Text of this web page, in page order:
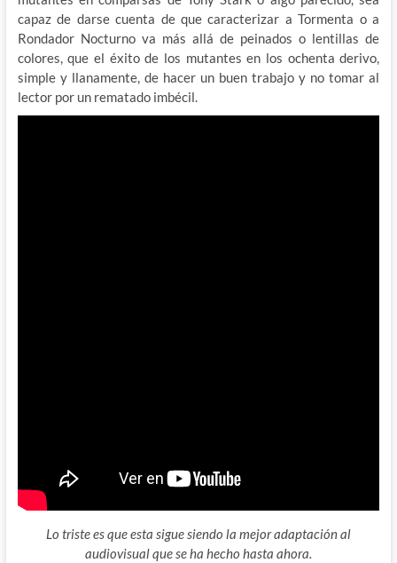
capaz de darse cuenta de que caracterizar a Tormenta o a
Rondador Nocturno va más allá de peinados o lentillas de
colores, que el éxito de los mutantes en los ochenta derivo,
simple y llanamente, de hacer un buen trabajo y no tomar al
lector por un rematado imbécil.
Lo triste es que esta sigue siendo la mejor adaptación al
audiovisual que se ha hecho hasta ahora.